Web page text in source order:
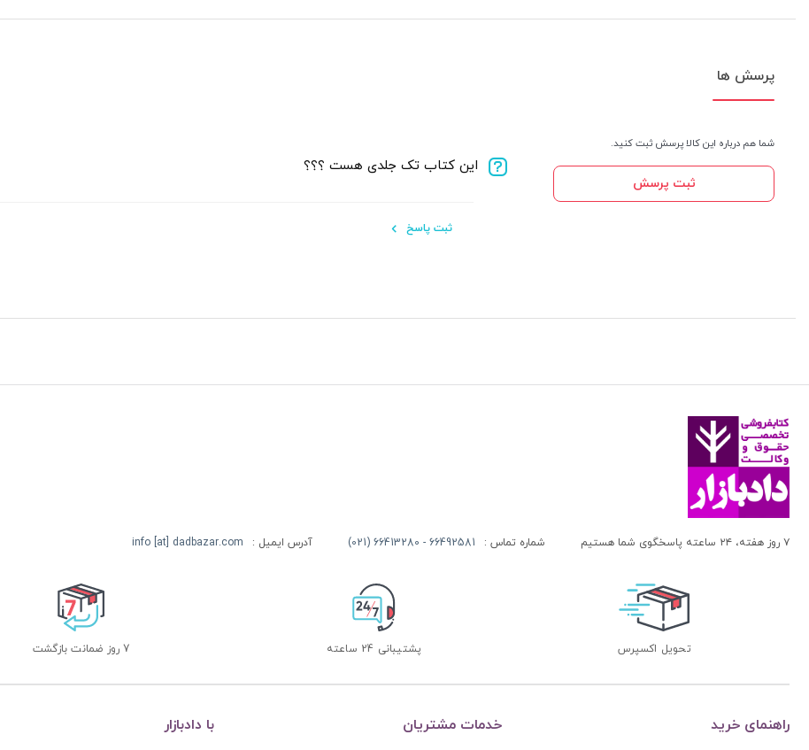
پرسش ها
شما هم درباره این کالا پرسش ثبت کنید.
ثبت پرسش
این کتاب تک جلدی هست ؟؟؟
ثبت پاسخ
۷ روز هفته، ۲۴ ساعته پاسخگوی شما هستیم شماره تماس : 66492581 - 66413280 (021) آدرس ایمیل : info [at] dadbazar.com
تحویل اکسپرس پشتیبانی 24 ساعته 7 روز ضمانت بازگشت
راهنمای خرید خدمات مشتریان با دادبازار